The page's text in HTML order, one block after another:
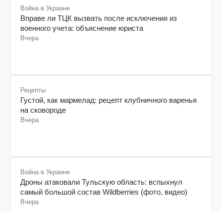
Война в Украине
Вправе ли ТЦК вызвать после исключения из
военного учета: объяснение юриста
Вчера
Рецепты
Густой, как мармелад: рецепт клубничного варенья
на сковороде
Вчера
Война в Украине
Дроны атаковали Тульскую область: вспыхнул
самый большой состав Wildberries (фото, видео)
Вчера